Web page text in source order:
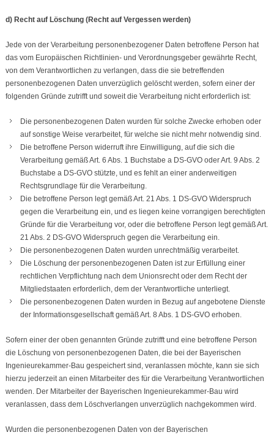
d) Recht auf Löschung (Recht auf Vergessen werden)
Jede von der Verarbeitung personenbezogener Daten betroffene Person hat
das vom Europäischen Richtlinien- und Verordnungsgeber gewährte Recht,
von dem Verantwortlichen zu verlangen, dass die sie betreffenden
personenbezogenen Daten unverzüglich gelöscht werden, sofern einer der
folgenden Gründe zutrifft und soweit die Verarbeitung nicht erforderlich ist:
Die personenbezogenen Daten wurden für solche Zwecke erhoben oder
auf sonstige Weise verarbeitet, für welche sie nicht mehr notwendig sind.
Die betroffene Person widerruft ihre Einwilligung, auf die sich die
Verarbeitung gemäß Art. 6 Abs. 1 Buchstabe a DS-GVO oder Art. 9 Abs. 2
Buchstabe a DS-GVO stützte, und es fehlt an einer anderweitigen
Rechtsgrundlage für die Verarbeitung.
Die betroffene Person legt gemäß Art. 21 Abs. 1 DS-GVO Widerspruch
gegen die Verarbeitung ein, und es liegen keine vorrangigen berechtigten
Gründe für die Verarbeitung vor, oder die betroffene Person legt gemäß Art.
21 Abs. 2 DS-GVO Widerspruch gegen die Verarbeitung ein.
Die personenbezogenen Daten wurden unrechtmäßig verarbeitet.
Die Löschung der personenbezogenen Daten ist zur Erfüllung einer
rechtlichen Verpflichtung nach dem Unionsrecht oder dem Recht der
Mitgliedstaaten erforderlich, dem der Verantwortliche unterliegt.
Die personenbezogenen Daten wurden in Bezug auf angebotene Dienste
der Informationsgesellschaft gemäß Art. 8 Abs. 1 DS-GVO erhoben.
Sofern einer der oben genannten Gründe zutrifft und eine betroffene Person
die Löschung von personenbezogenen Daten, die bei der Bayerischen
Ingenieurekammer-Bau gespeichert sind, veranlassen möchte, kann sie sich
hierzu jederzeit an einen Mitarbeiter des für die Verarbeitung Verantwortlichen
wenden. Der Mitarbeiter der Bayerischen Ingenieurekammer-Bau wird
veranlassen, dass dem Löschverlangen unverzüglich nachgekommen wird.
Wurden die personenbezogenen Daten von der Bayerischen